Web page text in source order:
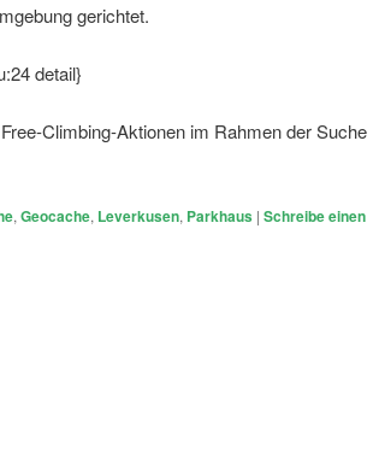
gerichtet.
detail}
Climbing-Aktionen im Rahmen der Suche
, Geocache, Leverkusen, Parkhaus | Schreibe einen